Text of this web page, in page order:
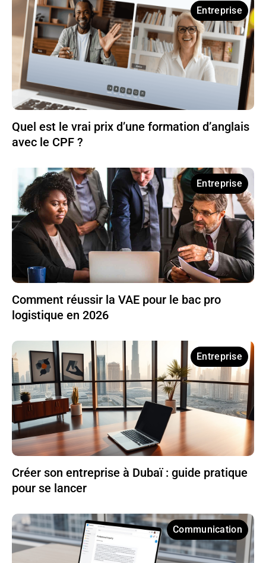
Entreprise
Quel est le vrai prix d’une formation d’anglais
avec le CPF ?
Entreprise
Comment réussir la VAE pour le bac pro
logistique en 2026
Entreprise
Créer son entreprise à Dubaï : guide pratique
pour se lancer
Communication